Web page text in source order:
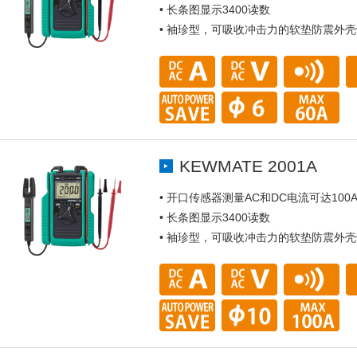
• 长条图显示3400读数
• 袖珍型，可吸收冲击力的软垫防震外
KEWMATE 2001A
• 开口传感器测量AC和DC电流可达100A
• 长条图显示3400读数
• 袖珍型，可吸收冲击力的软垫防震外